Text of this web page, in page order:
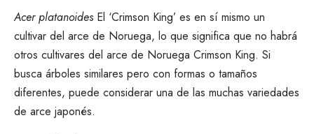
Acer platanoidesEl ‘Crimson King’ es en sí mismo un
cultivar del arce de Noruega, lo que significa que no habrá
otros cultivares del arce de Noruega Crimson King. Si
busca árboles similares pero con formas o tamaños
diferentes, puede considerar una de las muchas variedades
de arce japonés.